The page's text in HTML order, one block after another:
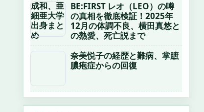
BE:FIRST レオ（LEO）の噂
の真相を徹底検証！2025年
12月の体調不良、横田真悠と
の熱愛、死亡説まで
奈美悦子の経歴と難病、掌蹠
膿疱症からの回復